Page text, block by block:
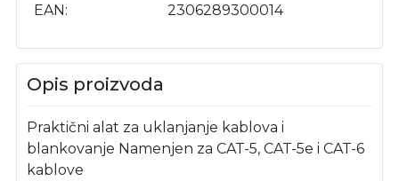
EAN 2306289300014
Opis proizvoda
Praktični alat za uklanjanje kablova i
blankovanje Namenjen za CAT-5, CAT-5e i CAT-6
kablove